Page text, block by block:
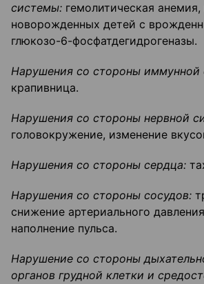
системы: гемолитическая анемия,
новорожденных детей с
глюкозо-6-фосфатдегидрогеназы.
Нарушения со стороны иммунной
крапивница.
Нарушения со стороны нервной
головокружение, изменение
Нарушения со стороны сердца:
Нарушения со стороны сосудов:
снижение артериального
наполнение пульса.
Нарушение со стороны
органов грудной клетки и